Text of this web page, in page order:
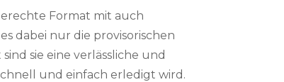
Format mit auch
dabei nur die provisorischen
sie eine verlässliche und
und einfach erledigt wird.